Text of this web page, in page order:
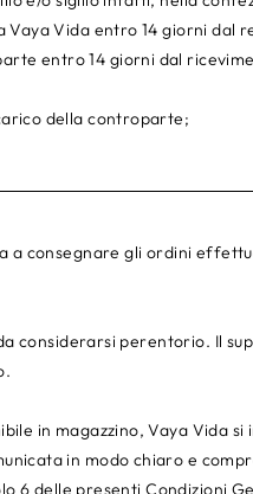
Vida entro 14 giorni dal
entro 14 giorni dal
della controparte;
a consegnare gli ordini
considerarsi perentorio. Il
in magazzino, Vaya Vida
in modo chiaro e
6 delle presenti Condizioni